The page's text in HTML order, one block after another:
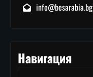
info@besarabia.bg
Навигация